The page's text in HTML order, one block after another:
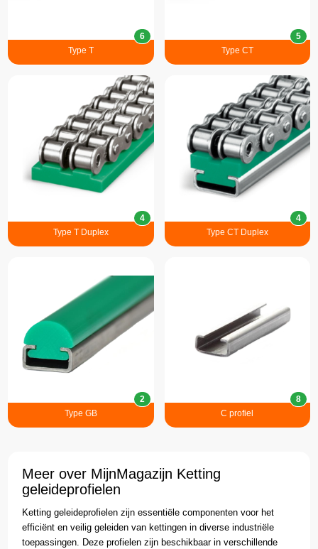
Meer over MijnMagazijn Ketting
geleideprofielen
Ketting geleideprofielen zijn essentiële componenten voor het
efficiënt en veilig geleiden van kettingen in diverse industriële
toepassingen. Deze profielen zijn beschikbaar in verschillende
Type T
6
Type CT
5
Type T Duplex
4
Type CT Duplex
4
Type GB
2
C profiel
8